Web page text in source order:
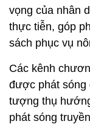
vọng của nhân
thực tiễn, góp
sách phục vụ
Các kênh
được phát sóng
tượng thụ
phát sóng